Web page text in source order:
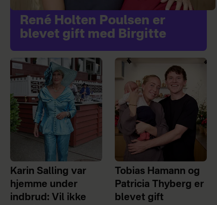
René Holten Poulsen er
blevet gift med Birgitte
Karin Salling var
hjemme under
indbrud: Vil ikke
Tobias Hamann og
Patricia Thyberg er
blevet gift